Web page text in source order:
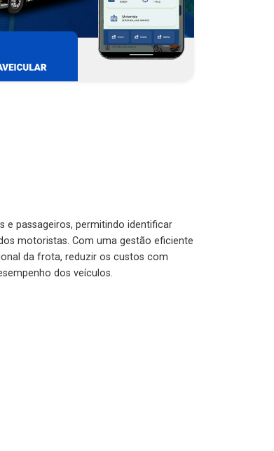
passageiros, permitindo identificar
motoristas. Com uma gestão eficiente
da frota, reduzir os custos com
dos veículos.